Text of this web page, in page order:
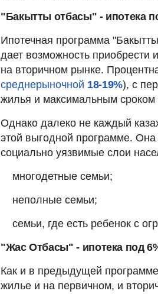
"Бакытты отбасы" - ипотека
Ипотечная программа
дает возможность приобрести
на вторичном рынке.
среднерыночной 18-19%), с
жилья и максимальным сроком
Однако далеко не каждый
этой выгодной программе.
социально уязвимые слои
многодетные семьи;
неполные семьи;
семьи, где есть ребенок с
"Жас Отбасы" - ипотека под
Как и в предыдущей
жилье и на первичном, и